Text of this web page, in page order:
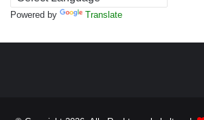
Powered by Translate